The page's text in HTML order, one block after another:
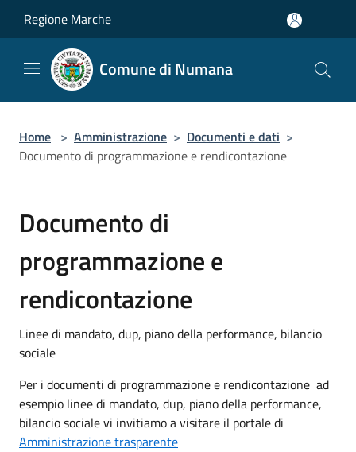
Regione Marche
Comune di Numana
Home > Amministrazione > Documenti e dati >
Documento di programmazione e rendicontazione
Documento di
programmazione e
rendicontazione
Linee di mandato, dup, piano della performance, bilancio
sociale
Per i documenti di programmazione e rendicontazione ad
esempio linee di mandato, dup, piano della performance,
bilancio sociale vi invitiamo a visitare il portale di
Amministrazione trasparente